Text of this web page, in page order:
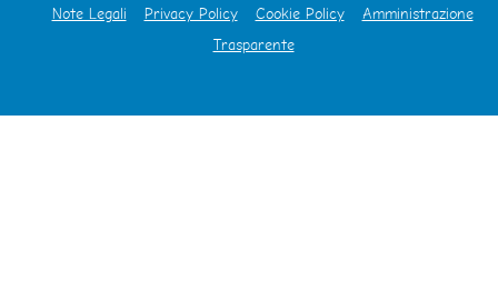
Note Legali Privacy Policy Cookie Policy
Amministrazione
Trasparente